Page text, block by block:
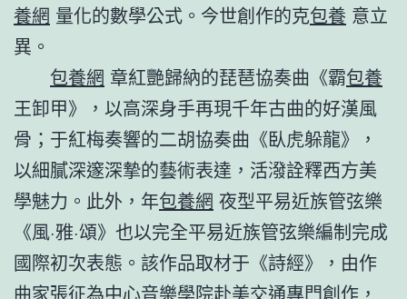
養網 量化的數學公式。今世創作的克包養 意立
異。
包養網 章紅艷歸納的琵琶協奏曲《霸包養
王卸甲》，以高深身手再現千年古曲的好漢風
骨；于紅梅奏響的二胡協奏曲《臥虎躲龍》，
以細膩深邃深摯的藝術表達，活潑詮釋西方美
學魅力。此外，年包養網 夜型平易近族管弦樂
《風·雅·頌》也以完全平易近族管弦樂編制完成
國際初次表態。該作品取材于《詩經》，由作
曲家張征為中心音樂學院赴美交通專門創作，